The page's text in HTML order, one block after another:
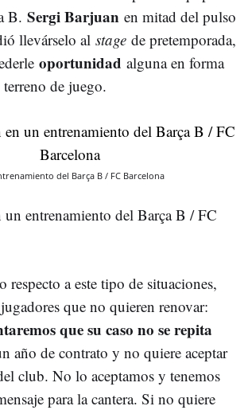
B. Sergi Barjuan en mitad del pulso
llevárselo al stage de pretemporada,
oportunidad alguna en forma
de juego.
del Barça B / FC Barcelona
entrenamiento del Barça B / FC
a este tipo de situaciones,
que no quieren renovar:
que su caso no se repita
año de contrato y no quiere aceptar
club. No lo aceptamos y tenemos
para la cantera. Si no quiere